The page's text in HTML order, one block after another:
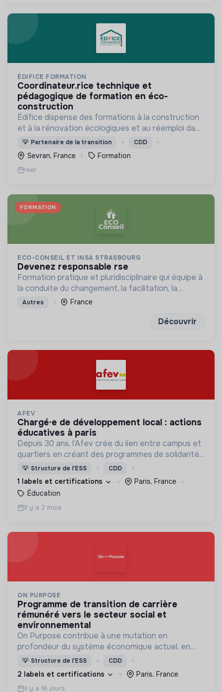
ÉDIFICE FORMATION
coordinateur.rice technique et
pédagogique de formation en éco-
construction
Édifice dispense des formations à la construction
et à la rénovation écologiques et au réemploi dans
le bâtiment. Nos formations s'adressent à des
personnes en activité et des demandeurs d'emploi.
💡 Partenaire de la transition CDD
Sevran, France Formation
Hier
FORMATION
ECO-CONSEIL ET INSA STRASBOURG
devenez responsable rse
Formation pratique et pluridisciplinaire qui équipe à
la conduite du changement, la facilitation, la
concertation et la mobilisation des publics
Autres France
Découvrir
AFEV
chargé·e de développement local : actions
éducatives à paris
Depuis 30 ans, l’Afev crée du lien entre campus et
quartiers en créant des programmes de solidarité
où des milliers d’étudiant·es s’engagent auprès des
jeunes.
💡 Structure de l’ESS CDD
1 labels et certifications
Paris, France
Éducation
Il y a 2 mois
ON PURPOSE
programme de transition de carrière
rémunéré vers le secteur social et
environnemental
On Purpose contribue à une mutation en
profondeur du système économique actuel, en
accompagnant les leaders de demain dans leur
transformation professionnelle et personnelle.
💡 Structure de l’ESS CDD
2 labels et certifications Paris, France
Il y a 16 jours